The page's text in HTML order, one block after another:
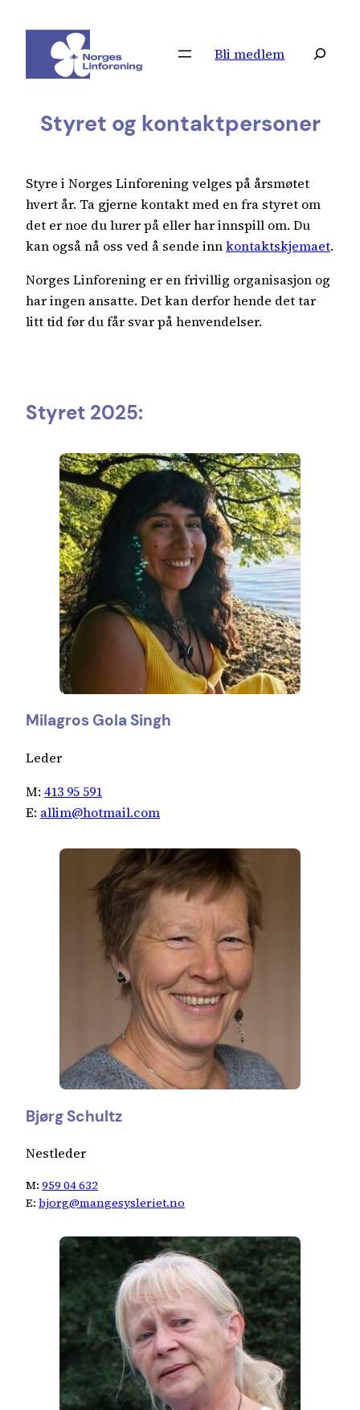
innhold
Bli medlem Søk
Styret og kontaktpersoner
Styre i Norges Linforening velges på årsmøtet
hvert år. Ta gjerne kontakt med en fra styret om
det er noe du lurer på eller har innspill om. Du
kan også nå oss ved å sende innkontaktskjemaet.
Norges Linforening er en frivillig organisasjon og
har ingen ansatte. Det kan derfor hende det tar
litt tid før du får svar på henvendelser.
Styret 2025:
Milagros Gola Singh
Leder
M: 413 95 591
E: allim@hotmail.com
Bjørg Schultz
Nestleder
M: 959 04 632
E: bjorg@mangesysleriet.no